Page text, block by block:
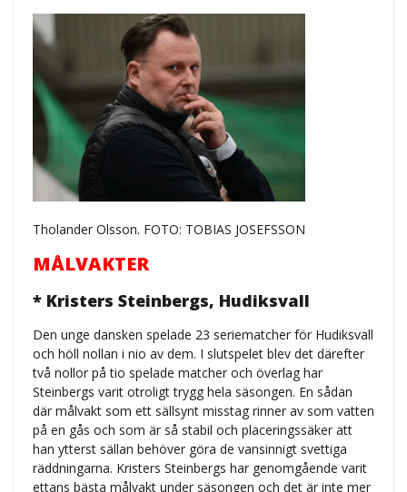
Tholander Olsson. FOTO: TOBIAS JOSEFSSON
MÅLVAKTER
* Kristers Steinbergs, Hudiksvall
Den unge dansken spelade 23 seriematcher för Hudiksvall
och höll nollan i nio av dem. I slutspelet blev det därefter
två nollor på tio spelade matcher och överlag har
Steinbergs varit otroligt trygg hela säsongen. En sådan
där målvakt som ett sällsynt misstag rinner av som vatten
på en gås och som är så stabil och placeringssäker att
han ytterst sällan behöver göra de vansinnigt svettiga
räddningarna. Kristers Steinbergs har genomgående varit
ettans bästa målvakt under säsongen och det är inte mer